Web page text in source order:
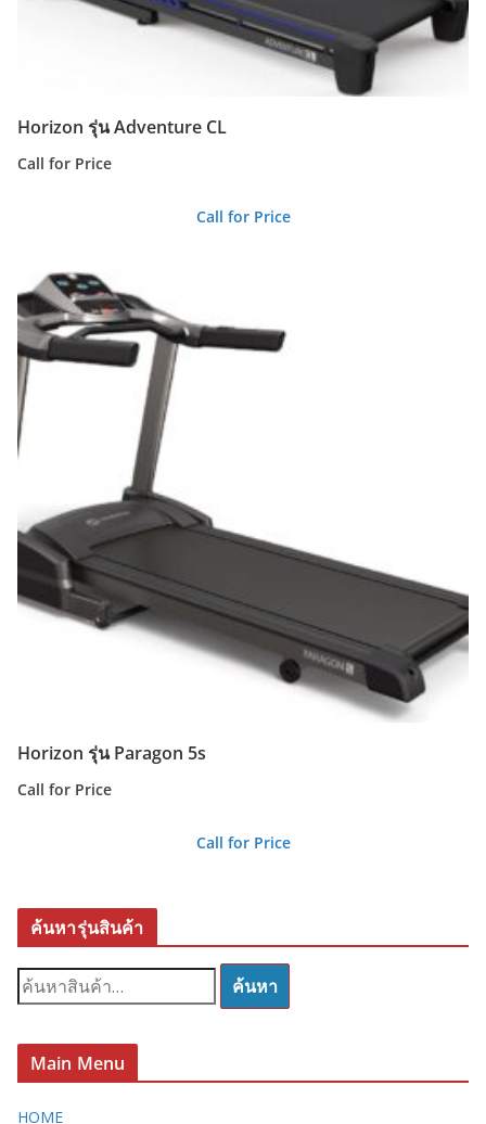
Horizon รุ่น Adventure CL
Call for Price
Call for Price
Horizon รุ่น Paragon 5s
Call for Price
Call for Price
ค้นหารุ่นสินค้า
ค้
น
:
ค้นหา
Main Menu
HOME